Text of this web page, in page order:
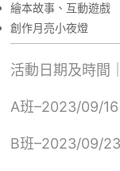
繪本故事、互動遊戲
創作月亮小夜燈
活動日期及時間｜
A班–2023/09/
B班–2023/09/